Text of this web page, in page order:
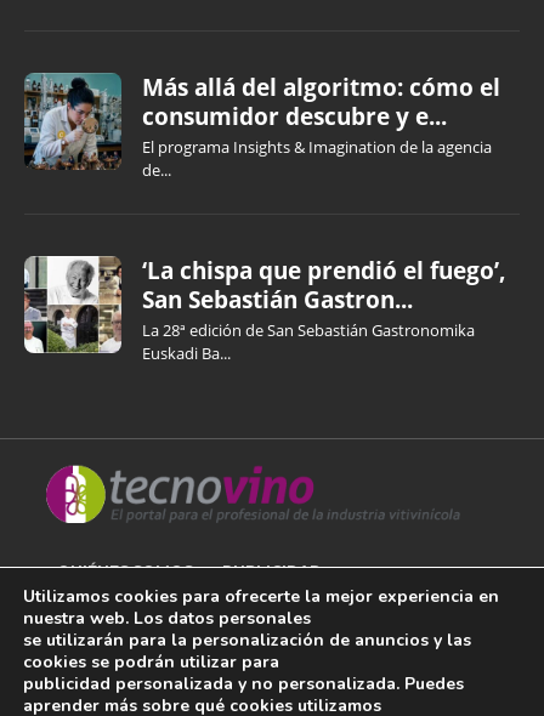
Más allá del algoritmo: cómo el
consumidor descubre y e...
El programa Insights & Imagination de la agencia
de...
‘La chispa que prendió el fuego’,
San Sebastián Gastron...
La 28ª edición de San Sebastián Gastronomika
Euskadi Ba...
QUIÉNES SOMOS PUBLICIDAD
AVISO LEGAL
POLÍTICA DE COOKIES
Utilizamos cookies para ofrecerte la mejor experiencia en
nuestra web. Los datos personales
se utilizarán para la personalización de anuncios y las
cookies se podrán utilizar para
publicidad personalizada y no personalizada. Puedes
aprender más sobre qué cookies utilizamos